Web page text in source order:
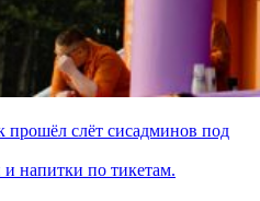
прошёл слёт сисадминов под
напитки по тикетам.